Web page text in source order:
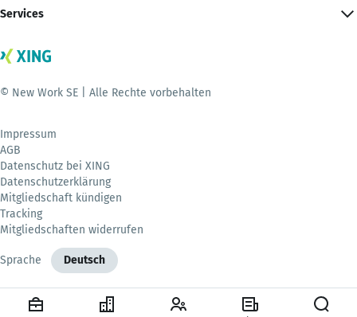
Services
© New Work SE | Alle Rechte vorbehalten
Impressum
AGB
Datenschutz bei XING
Datenschutzerklärung
Mitgliedschaft kündigen
Tracking
Mitgliedschaften widerrufen
Sprache Deutsch